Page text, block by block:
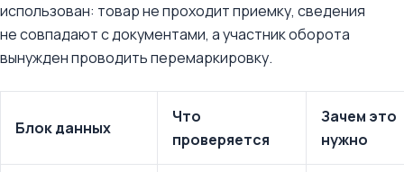
использован: товар не проходит приемку, сведения
не совпадают с документами, а участник оборота
вынужден проводить перемаркировку.
Блок данных
Что
проверяется
Зачем это
нужно